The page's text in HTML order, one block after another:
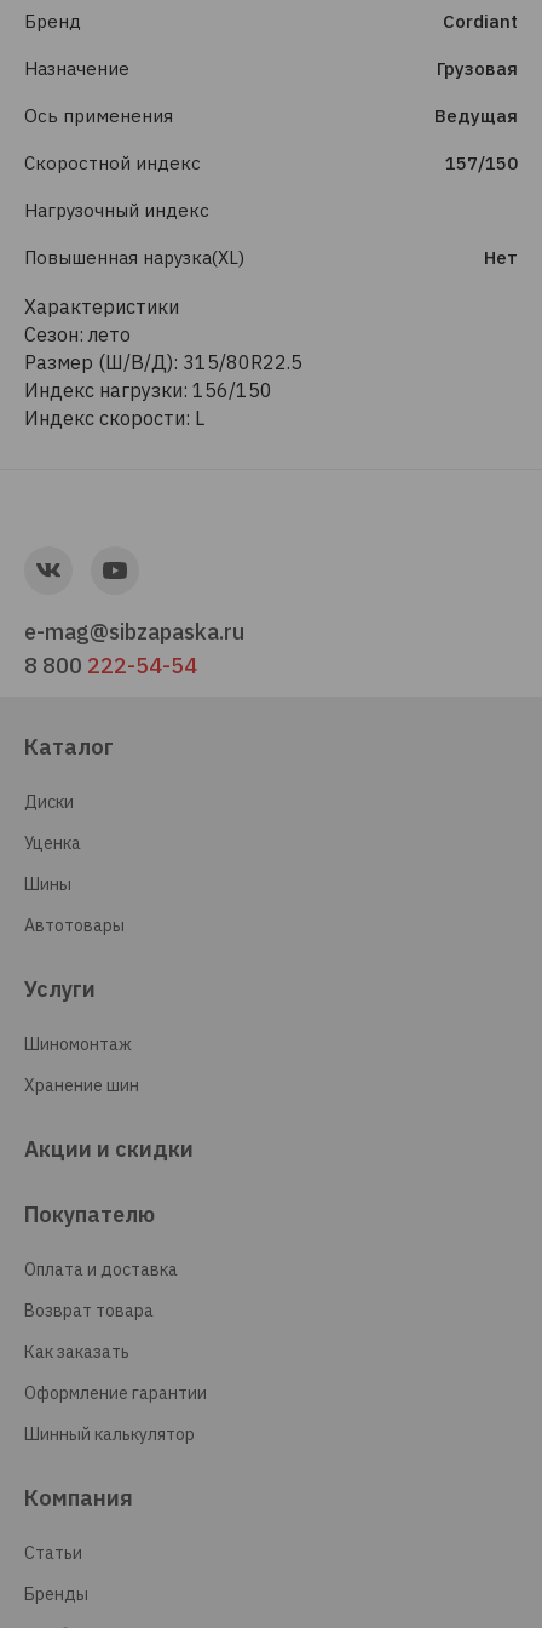
Бренд Cordiant
Назначение Грузовая
Ось применения Ведущая
Скоростной индекс 157/150
Нагрузочный индекс
Повышенная нарузка(XL) Нет
Характеристики
Сезон: лето
Размер (Ш/В/Д): 315/80R22.5
Индекс нагрузки: 156/150
Индекс скорости: L
e-mag@sibzapaska.ru
8 800 222-54-54
Каталог
Диски
Уценка
Шины
Автотовары
Услуги
Шиномонтаж
Хранение шин
Акции и скидки
Покупателю
Оплата и доставка
Возврат товара
Как заказать
Оформление гарантии
Шинный калькулятор
Компания
Статьи
Бренды